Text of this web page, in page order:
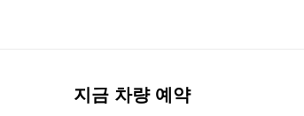
지금 차량 예약